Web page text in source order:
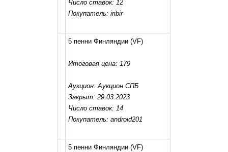
Число ставок: 12
Покупатель: iribir
5 пенни Финляндии (VF)
Итоговая цена: 179
Аукцион: Аукцион СПБ
Закрыт: 29.03.2023
Число ставок: 14
Покупатель: android201
5 пенни Финляндии (VF)